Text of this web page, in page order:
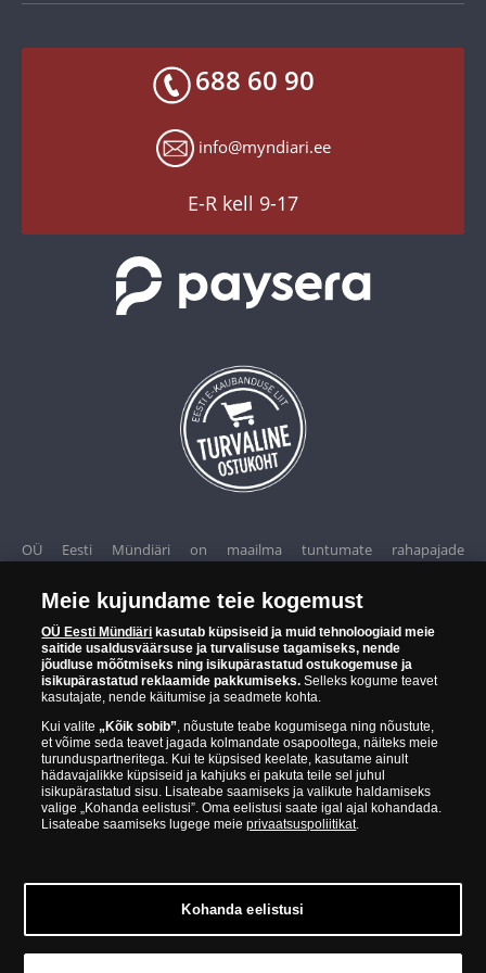
Toodete kohaletoimetamine
Facebook
688 60 90
info@myndiari.ee
E-R kell 9-17
OÜ Eesti Mündiäri on maailma tuntumate rahapajade
kuulub ettevõttele "Samlerhuset Group“.
Euroopa ühel suuremal mündilevitajate grupil "Samlerhuset
Group" on allüksused 14 Euroopa riigis. Ettevõtete grupile kuulub
Norra vanim, endine riiklik rahapaja, mis tegutseb alates 1686.
aastast. Norra mündikoda valmistab mõningaid ametlikke Norra ja
teiste riikide münte ning vermib igal aastal ka Nobeli rahupreemia
medaleid.
OÜ Eesti Mündiäri spetsialistid täiendavad pidevalt oma teadmisi,
külastades näitusi ja oksjoneid kogu maailmas. Tänu sellele pakub
Meie kujundame teie kogemust
OÜ Eesti Mündiäri kasutab küpsiseid ja muid tehnoloogiaid meie
saitide usaldusväärsuse ja turvalisuse tagamiseks, nende
jõudluse mõõtmiseks ning isikupärastatud ostukogemuse ja
isikupärastatud reklaamide pakkumiseks. Selleks kogume teavet
kasutajate, nende käitumise ja seadmete kohta.
Kui valite „Kõik sobib”, nõustute teabe kogumisega ning nõustute,
et võime seda teavet jagada kolmandate osapooltega, näiteks meie
turunduspartneritega. Kui te küpsised keelate, kasutame ainult
hädavajalikke küpsiseid ja kahjuks ei pakuta teile sel juhul
isikupärastatud sisu. Lisateabe saamiseks ja valikute haldamiseks
valige „Kohanda eelistusi”. Oma eelistusi saate igal ajal kohandada.
Lisateabe saamiseks lugege meieprivaatsuspoliitikat.
Kohanda eelistusi